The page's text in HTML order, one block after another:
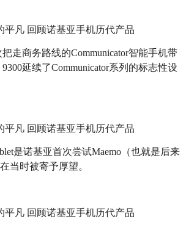
走商务路线的Communicator智能手机带
延续了Communicator系列的标志性设
是诺基亚首次尝试Maemo（也就是后来
当时被寄予厚望。